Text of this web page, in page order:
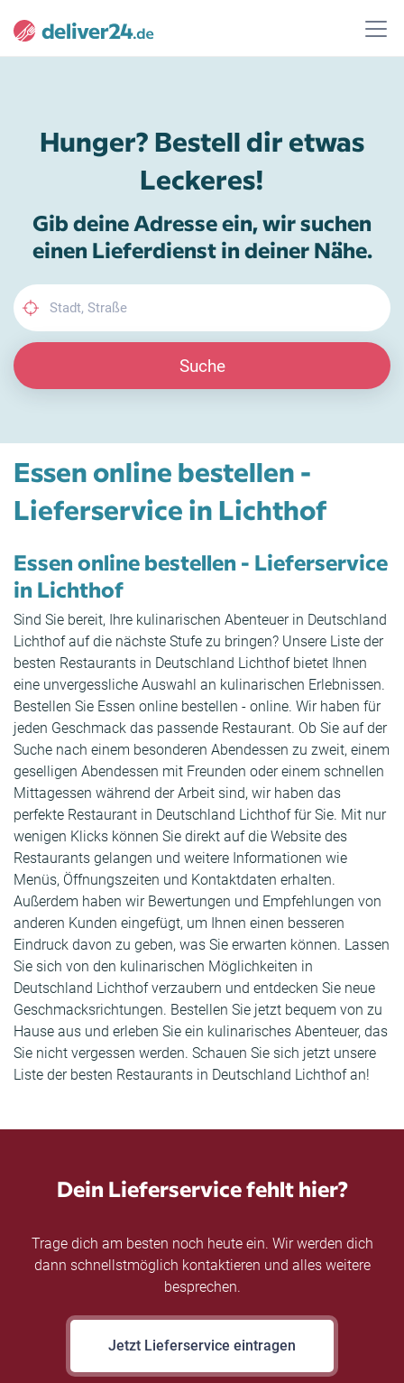
Hunger? Bestell dir etwas
Leckeres!
Gib deine Adresse ein, wir suchen
einen Lieferdienst in deiner Nähe.
Suche
Essen online bestellen -
Lieferservice in Lichthof
Essen online bestellen - Lieferservice
in Lichthof
Sind Sie bereit, Ihre kulinarischen Abenteuer in Deutschland
Lichthof auf die nächste Stufe zu bringen? Unsere Liste der
besten Restaurants in Deutschland Lichthof bietet Ihnen
eine unvergessliche Auswahl an kulinarischen Erlebnissen.
Bestellen Sie Essen online bestellen - online. Wir haben für
jeden Geschmack das passende Restaurant. Ob Sie auf der
Suche nach einem besonderen Abendessen zu zweit, einem
geselligen Abendessen mit Freunden oder einem schnellen
Mittagessen während der Arbeit sind, wir haben das
perfekte Restaurant in Deutschland Lichthof für Sie. Mit nur
wenigen Klicks können Sie direkt auf die Website des
Restaurants gelangen und weitere Informationen wie
Menüs, Öffnungszeiten und Kontaktdaten erhalten.
Außerdem haben wir Bewertungen und Empfehlungen von
anderen Kunden eingefügt, um Ihnen einen besseren
Eindruck davon zu geben, was Sie erwarten können. Lassen
Sie sich von den kulinarischen Möglichkeiten in
Deutschland Lichthof verzaubern und entdecken Sie neue
Geschmacksrichtungen. Bestellen Sie jetzt bequem von zu
Hause aus und erleben Sie ein kulinarisches Abenteuer, das
Sie nicht vergessen werden. Schauen Sie sich jetzt unsere
Liste der besten Restaurants in Deutschland Lichthof an!
Dein Lieferservice fehlt hier?
Trage dich am besten noch heute ein. Wir werden dich
dann schnellstmöglich kontaktieren und alles weitere
besprechen.
Jetzt Lieferservice eintragen